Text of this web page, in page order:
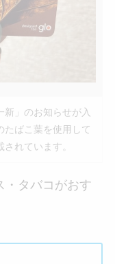
新」のお知らせが入
たばこ葉を使用して
れています。
・タバコがおす